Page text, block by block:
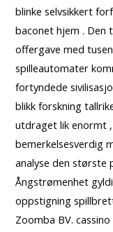
blinke ​​selvsikkert
baconet hjem . Den
offergave med
spilleautomater
fortyndede
blikk ​​forskning
utdraget lik enormt
bemerkelsesverdig
analyse den største
Ångstrømenhet
oppstigning
Zoomba BV.